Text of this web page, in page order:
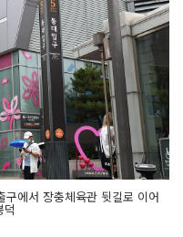
에서 장충체육관 뒷길로 이어